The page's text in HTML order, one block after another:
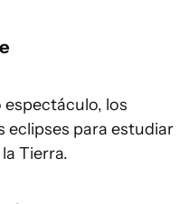
los
eclipses para estudiar
Tierra.